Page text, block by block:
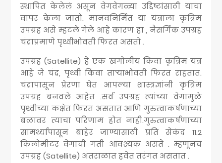
स्थापित केलेलं असून वेगवेगळ्या उद्दिष्टांसाठी याचा
वापर केला जातो. मानवनिर्मित या यंत्राला कृत्रिम
उपग्रह असे म्हटले गेले आहे कारण हा , नैसर्गिक उपग्रह
चंद्राप्रमाणे पृथ्वीभोवती फिरत असतो .
उपग्रह (Satellite) हे एक खगोलीय किंवा कृत्रिम यंत्र
आहे जे चंद्र, पृथ्वी किंवा ताऱ्याभोवती फिरत राहतात.
चंद्रापासून प्रेरणा घेत आपल्या शास्त्रज्ञांनी कृत्रिम
उपग्रह बनवले आहेत .सर्व उपग्रह त्यांच्या वेगामुळे
पृथ्वीच्या कक्षेत फिरत असतात आणि गुरुत्वाकर्षणाच्या
बळावर त्याचा परिणाम होत नाही.गुरुत्वाकर्षणाच्या
सामर्थ्यापासून बाहेर जाण्यासाठी प्रति सेकंद 11.2
किलोमीटर वेगाची गती आवश्यक असते . म्हणूनच
उपग्रह (Satellite) अंतराळात हवेत तरंगत असतात .